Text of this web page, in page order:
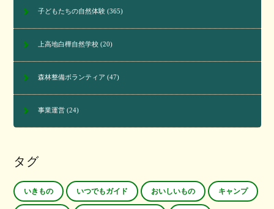
子どもたちの自然体験(365)
上高地白樺自然学校(20)
森林整備ボランティア (47)
事業運営(24)
タグ
いきもの いつでもガイド おいしいもの キャンプ